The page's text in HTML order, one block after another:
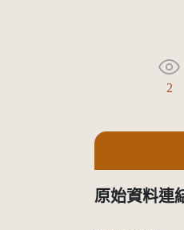
2
原始資料連